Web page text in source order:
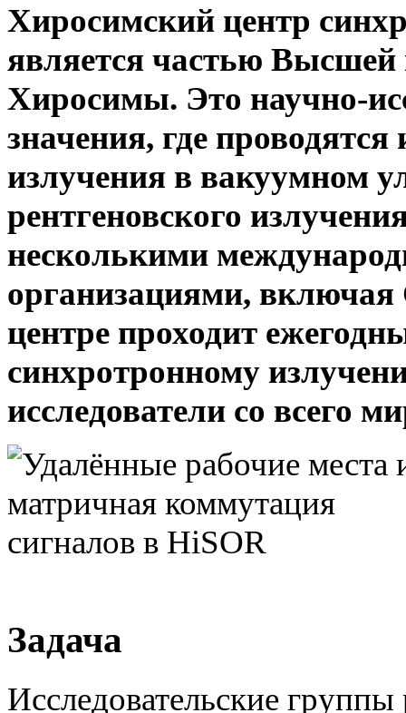
Хиросимский центр
является частью
Хиросимы. Это научно-
значения, где
излучения в вакуумном
рентгеновского
несколькими
организациями, включая
центре проходит
синхротронному
исследователи со всего
Задача
Исследовательские